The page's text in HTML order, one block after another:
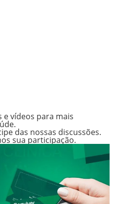
vídeos para mais
das nossas discussões.
sua participação.